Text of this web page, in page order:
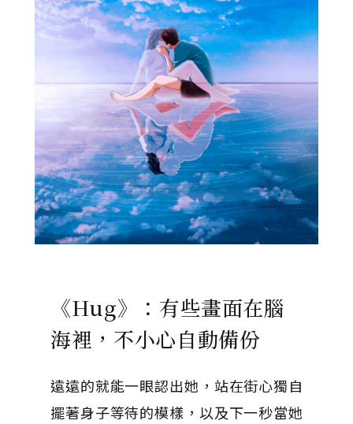
《Hug》：有些畫面在腦
海裡，不小心自動備份
遠遠的就能一眼認出她，站在街心獨自
擺著身子等待的模樣，以及下一秒當她